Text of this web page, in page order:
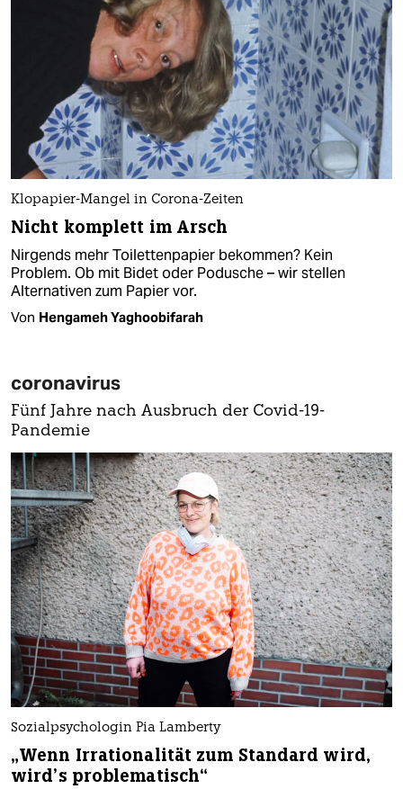
Klopapier-Mangel in Corona-Zeiten
Nicht komplett im Arsch
Nirgends mehr Toilettenpapier bekommen? Kein
Problem. Ob mit Bidet oder Podusche – wir stellen
Alternativen zum Papier vor.
Von Hengameh Yaghoobifarah
coronavirus
Fünf Jahre nach Ausbruch der Covid-19-
Pandemie
Sozialpsychologin Pia Lamberty
„Wenn Irrationalität zum Standard wird,
wird’s problematisch“